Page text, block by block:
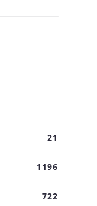
21
1196
722